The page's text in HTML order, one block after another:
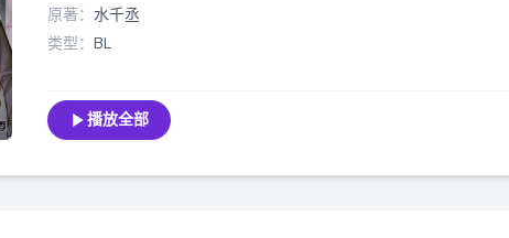
原著： 水千丞
类型： BL
播放全部